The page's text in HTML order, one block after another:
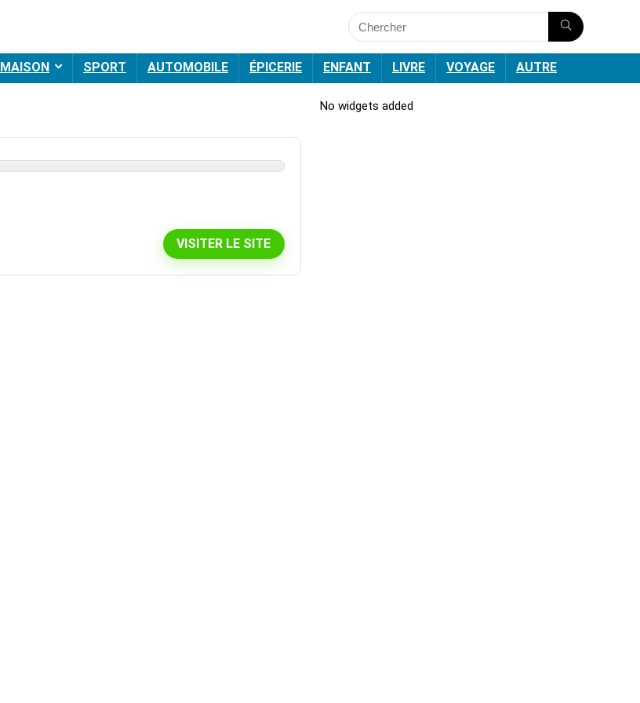
MAISON SPORT AUTOMOBILE ÉPICERIE ENFANT LIVRE VOYAGE AUTRE
VISITER LE SITE
No widgets added